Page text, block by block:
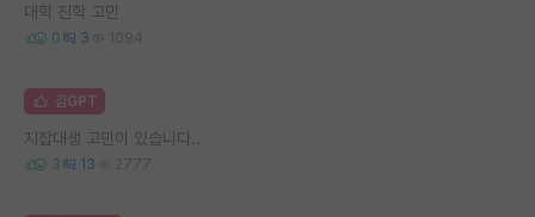
대학 진학 고민
0 3 1094
김GPT
지잡대생 고민이 있습니다..
3 13 2777